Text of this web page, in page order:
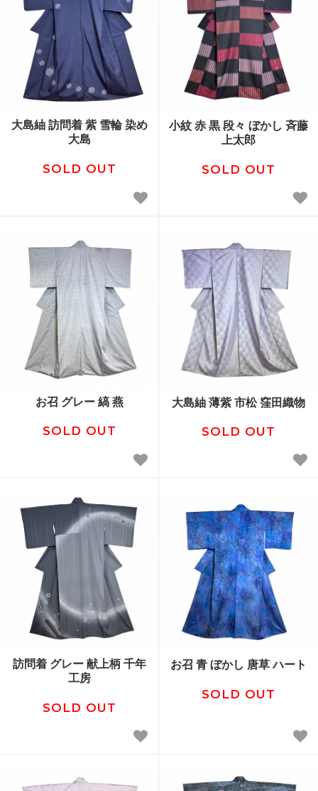
大島紬 訪問着 紫 雪輪 染め
大島
SOLD OUT
小紋 赤 黒 段々 ぼかし 斉藤
上太郎
SOLD OUT
お召 グレー 縞 燕
SOLD OUT
大島紬 薄紫 市松 窪田織物
SOLD OUT
訪問着 グレー 献上柄 千年
工房
SOLD OUT
お召 青 ぼかし 唐草 ハート
SOLD OUT